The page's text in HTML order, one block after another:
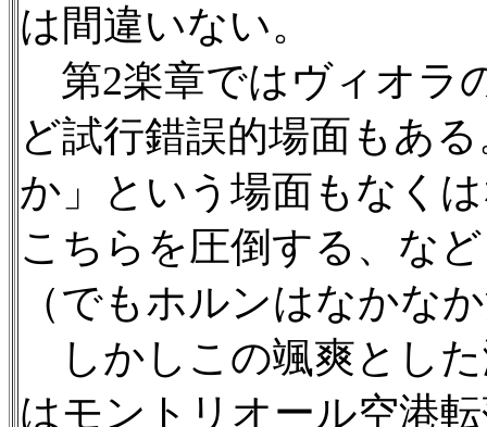
は間違いない。
第2楽章ではヴィオラ
ど試行錯誤的場面もあ
か」という場面もなく
こちらを圧倒する、な
（でもホルンはなかな
しかしこの颯爽とした
はモントリオール空港